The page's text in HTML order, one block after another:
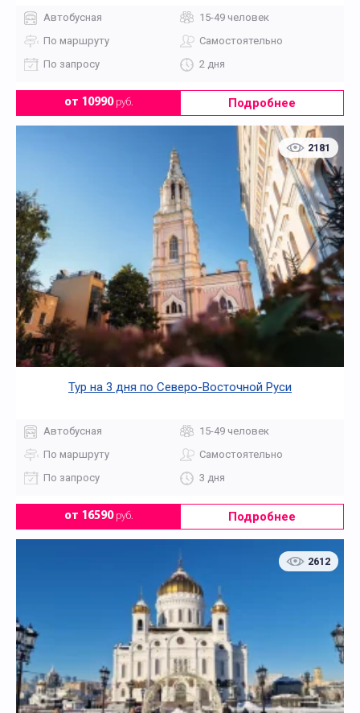
Автобусная
15-49 человек
По маршруту
Самостоятельно
По запросу
2 дня
от 10990руб. Подробнее
2181
Тур на 3 дня по Северо-Восточной Руси
Автобусная
15-49 человек
По маршруту
Самостоятельно
По запросу
3 дня
от 16590руб. Подробнее
2612